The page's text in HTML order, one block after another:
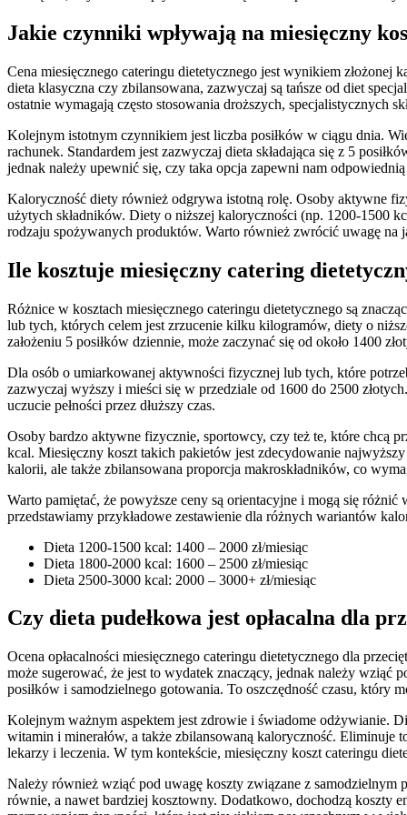
Jakie czynniki wpływają na miesięczny
Cena miesięcznego cateringu dietetycznego jest wynikiem
dieta klasyczna czy zbilansowana, zazwyczaj są tańsze od diet
ostatnie wymagają często stosowania droższych, specjalistycznych
Kolejnym istotnym czynnikiem jest liczba posiłków w ciągu dnia.
rachunek. Standardem jest zazwyczaj dieta składająca się z 5
jednak należy upewnić się, czy taka opcja zapewni nam
Kaloryczność diety również odgrywa istotną rolę. Osoby aktywne
użytych składników. Diety o niższej kaloryczności (np. 1200-1500
rodzaju spożywanych produktów. Warto również zwrócić uwagę na
Ile kosztuje miesięczny catering
Różnice w kosztach miesięcznego cateringu dietetycznego są
lub tych, których celem jest zrzucenie kilku kilogramów, diety o
założeniu 5 posiłków dziennie, może zaczynać się od około 1400
Dla osób o umiarkowanej aktywności fizycznej lub tych, które
zazwyczaj wyższy i mieści się w przedziale od 1600 do 2500
uczucie pełności przez dłuższy czas.
Osoby bardzo aktywne fizycznie, sportowcy, czy też te, które chcą
kcal. Miesięczny koszt takich pakietów jest zdecydowanie
kalorii, ale także zbilansowana proporcja makroskładników, co
Warto pamiętać, że powyższe ceny są orientacyjne i mogą się
przedstawiamy przykładowe zestawienie dla różnych wariantów
Dieta 1200-1500 kcal: 1400 – 2000 zł/miesiąc
Dieta 1800-2000 kcal: 1600 – 2500 zł/miesiąc
Dieta 2500-3000 kcal: 2000 – 3000+ zł/miesiąc
Czy dieta pudełkowa jest opłacalna dla
Ocena opłacalności miesięcznego cateringu dietetycznego dla
może sugerować, że jest to wydatek znaczący, jednak należy
posiłków i samodzielnego gotowania. To oszczędność czasu, który
Kolejnym ważnym aspektem jest zdrowie i świadome odżywianie.
witamin i minerałów, a także zbilansowaną kaloryczność.
lekarzy i leczenia. W tym kontekście, miesięczny koszt cateringu
Należy również wziąć pod uwagę koszty związane z
równie, a nawet bardziej kosztowny. Dodatkowo, dochodzą koszty